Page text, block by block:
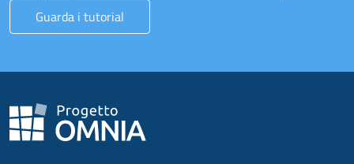
Guarda i tutorial